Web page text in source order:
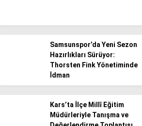
Samsunspor’da Yeni Sezon
Hazırlıkları Sürüyor:
Thorsten Fink Yönetiminde
İdman
Kars’ta İlçe Millî Eğitim
Müdürleriyle Tanışma ve